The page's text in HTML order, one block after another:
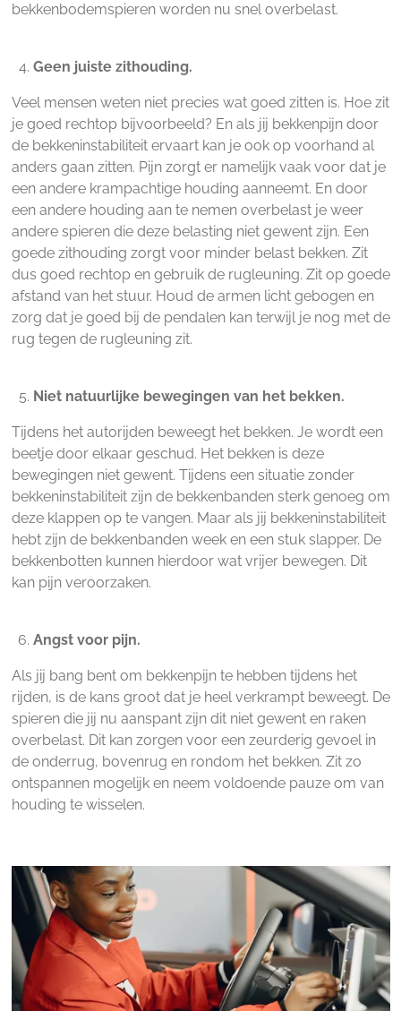
bekkenbodemspieren worden nu snel overbelast.
Geen juiste zithouding.
Veel mensen weten niet precies wat goed zitten is. Hoe zit
je goed rechtop bijvoorbeeld? En als jij bekkenpijn door
de bekkeninstabiliteit ervaart kan je ook op voorhand al
anders gaan zitten. Pijn zorgt er namelijk vaak voor dat je
een andere krampachtige houding aanneemt. En door
een andere houding aan te nemen overbelast je weer
andere spieren die deze belasting niet gewent zijn. Een
goede zithouding zorgt voor minder belast bekken. Zit
dus goed rechtop en gebruik de rugleuning. Zit op goede
afstand van het stuur. Houd de armen licht gebogen en
zorg dat je goed bij de pendalen kan terwijl je nog met de
rug tegen de rugleuning zit.
Niet natuurlijke bewegingen van het bekken.
Tijdens het autorijden beweegt het bekken. Je wordt een
beetje door elkaar geschud. Het bekken is deze
bewegingen niet gewent. Tijdens een situatie zonder
bekkeninstabiliteit zijn de bekkenbanden sterk genoeg om
deze klappen op te vangen. Maar als jij bekkeninstabiliteit
hebt zijn de bekkenbanden week en een stuk slapper. De
bekkenbotten kunnen hierdoor wat vrijer bewegen. Dit
kan pijn veroorzaken.
Angst voor pijn.
Als jij bang bent om bekkenpijn te hebben tijdens het
rijden, is de kans groot dat je heel verkrampt beweegt. De
spieren die jij nu aanspant zijn dit niet gewent en raken
overbelast. Dit kan zorgen voor een zeurderig gevoel in
de onderrug, bovenrug en rondom het bekken. Zit zo
ontspannen mogelijk en neem voldoende pauze om van
houding te wisselen.